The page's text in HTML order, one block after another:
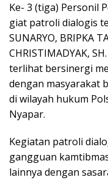
Ke- 3 (tiga) Personil
giat patroli dialogis
SUNARYO, BRIPKA
CHRISTIMADYAK,
terlihat bersinergi
dengan masyarakat
di wilayah hukum
Nyapar.
Kegiatan patroli
gangguan
lainnya dengan